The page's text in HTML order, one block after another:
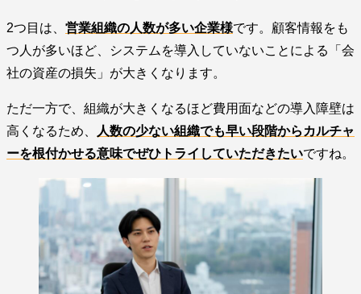
2つ目は、 営業組織の人数が多い企業様です。顧客情報をも
つ人が多いほど、システムを導入していないことによる「会
社の資産の損失」が大きくなります。
ただ一方で、組織が大きくなるほど費用面などの導入障壁は
高くなるため、
人数の少ない組織でも早い段階からカルチャ
ーを根付かせる意味でぜひトライしていただきたいですね。